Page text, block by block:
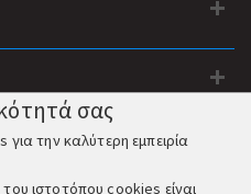
σας
για την καλύτερη εμπειρία
ιστοτόπου cookies είναι